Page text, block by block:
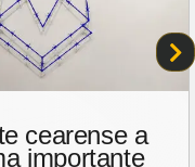
cearense a
importante